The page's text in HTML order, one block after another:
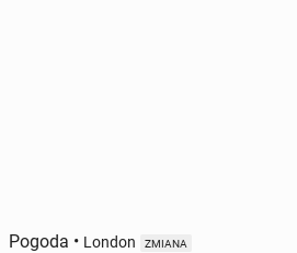
Pogoda • London ZMIANA